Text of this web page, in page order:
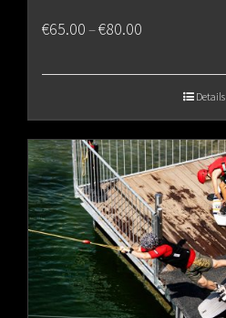
€65.00–€80.00
€80.00
Details